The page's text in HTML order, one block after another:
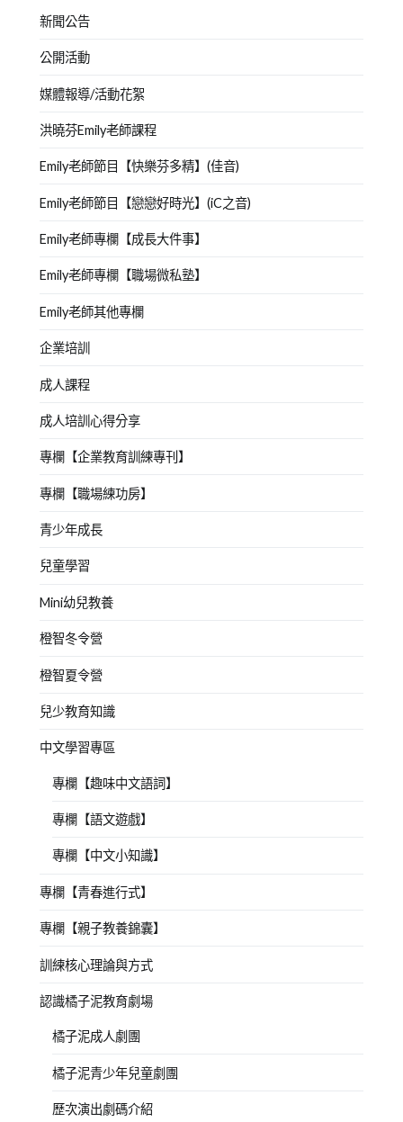
新聞公告
公開活動
媒體報導/活動花絮
洪曉芬Emily老師課程
Emily老師節目【快樂芬多精】(佳音)
Emily老師節目【戀戀好時光】(iC之音)
Emily老師專欄【成長大件事】
Emily老師專欄【職場微私塾】
Emily老師其他專欄
企業培訓
成人課程
成人培訓心得分享
專欄【企業教育訓練專刊】
專欄【職場練功房】
青少年成長
兒童學習
Mini幼兒教養
橙智冬令營
橙智夏令營
兒少教育知識
中文學習專區
專欄【趣味中文語詞】
專欄【語文遊戲】
專欄【中文小知識】
專欄【青春進行式】
專欄【親子教養錦囊】
訓練核心理論與方式
認識橘子泥教育劇場
橘子泥成人劇團
橘子泥青少年兒童劇團
歷次演出劇碼介紹